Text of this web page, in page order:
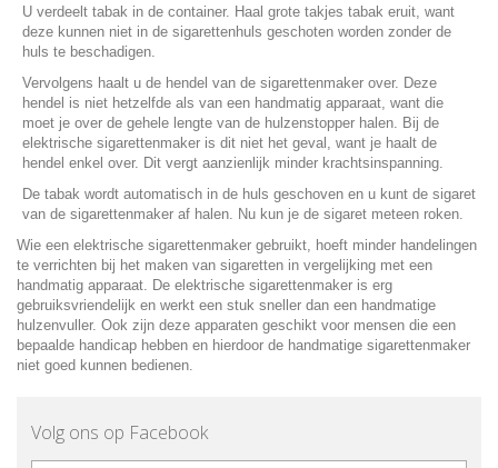
U verdeelt tabak in de container. Haal grote takjes tabak eruit, want
deze kunnen niet in de sigarettenhuls geschoten worden zonder de
huls te beschadigen.
Vervolgens haalt u de hendel van de sigarettenmaker over. Deze
hendel is niet hetzelfde als van een handmatig apparaat, want die
moet je over de gehele lengte van de hulzenstopper halen. Bij de
elektrische sigarettenmaker is dit niet het geval, want je haalt de
hendel enkel over. Dit vergt aanzienlijk minder krachtsinspanning.
De tabak wordt automatisch in de huls geschoven en u kunt de sigaret
van de sigarettenmaker af halen. Nu kun je de sigaret meteen roken.
Wie een elektrische sigarettenmaker gebruikt, hoeft minder handelingen
te verrichten bij het maken van sigaretten in vergelijking met een
handmatig apparaat. De elektrische sigarettenmaker is erg
gebruiksvriendelijk en werkt een stuk sneller dan een handmatige
hulzenvuller. Ook zijn deze apparaten geschikt voor mensen die een
bepaalde handicap hebben en hierdoor de handmatige sigarettenmaker
niet goed kunnen bedienen.
Volg ons op Facebook